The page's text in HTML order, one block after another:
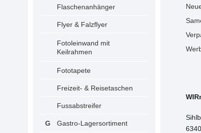
Flaschenanhänger
Flyer & Falzflyer
Fotoleinwand mit
Keilrahmen
Fototapete
Freizeit- & Reisetaschen
Fussabstreifer
Gastro-Lagersortiment